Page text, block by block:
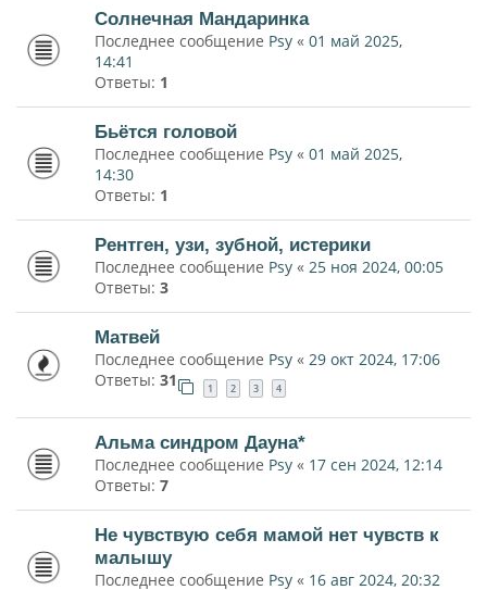
Солнечная Мандаринка
Последнее сообщение Psy « 01 май 2025,
14:41
Ответы: 1
Бьётся головой
Последнее сообщение Psy « 01 май 2025,
14:30
Ответы: 1
Рентген, узи, зубной, истерики
Последнее сообщение Psy « 25 ноя 2024, 00:05
Ответы: 3
Матвей
Последнее сообщение Psy « 29 окт 2024, 17:06
Ответы: 31 1 2 3 4
Альма синдром Дауна*
Последнее сообщение Psy « 17 сен 2024, 12:14
Ответы: 7
Не чувствую себя мамой нет чувств к
малышу
Последнее сообщение Psy « 16 авг 2024, 20:32